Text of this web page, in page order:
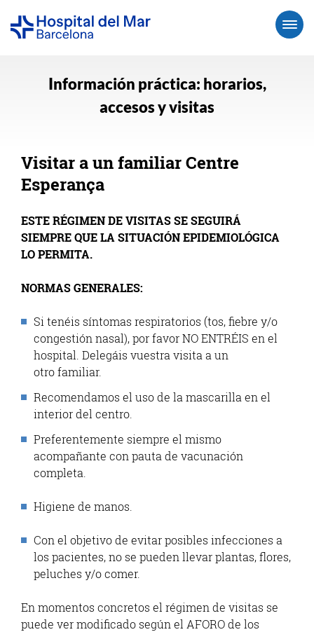
Información práctica: horarios,
accesos y visitas
Visitar a un familiar Centre
Esperança
ESTE RÉGIMEN DE VISITAS SE SEGUIRÁ
SIEMPRE QUE LA SITUACIÓN EPIDEMIOLÓGICA
LO PERMITA.
NORMAS GENERALES:
Si tenéis síntomas respiratorios (tos, fiebre y/o
congestión nasal), por favor NO ENTRÉIS en el
hospital. Delegáis vuestra visita a un
otro familiar.
Recomendamos el uso de la mascarilla en el
interior del centro.
Preferentemente siempre el mismo
acompañante con pauta de vacunación
completa.
Higiene de manos.
Con el objetivo de evitar posibles infecciones a
los pacientes, no se pueden llevar plantas, flores,
peluches y/o comer.
En momentos concretos el régimen de visitas se
puede ver modificado según el AFORO de los